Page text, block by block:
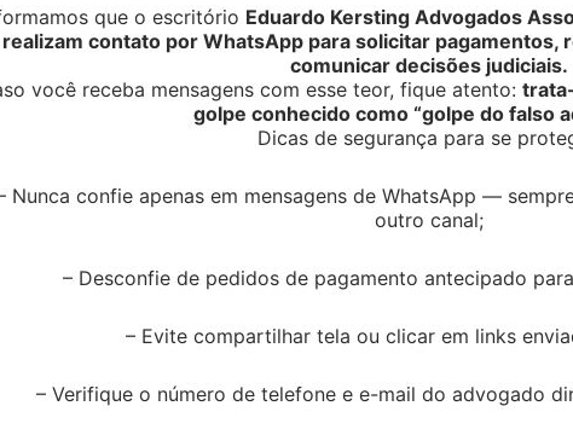
vazamento de dados exige
estabeleceu que o vazamento de dados pessoais por
só, para gerar dano moral indenizável ao consumidor.
não será presumido, cabendo ao titular dos dados
pela exposição de informações.
alegou ter sofrido danos morais devido ao “vazamento”
que o escritório Eduardo Kersting Advogados
realizam contato por WhatsApp para solicitar pagamentos,
comunicar decisões judiciais.
você receba mensagens com esse teor, fique atento:
golpe conhecido como “golpe do falso
Dicas de segurança para se
Nunca confie apenas em mensagens de WhatsApp —
outro canal;
– Desconfie de pedidos de pagamento antecipado
– Evite compartilhar tela ou clicar em links
– Verifique o número de telefone e e-mail do advogado